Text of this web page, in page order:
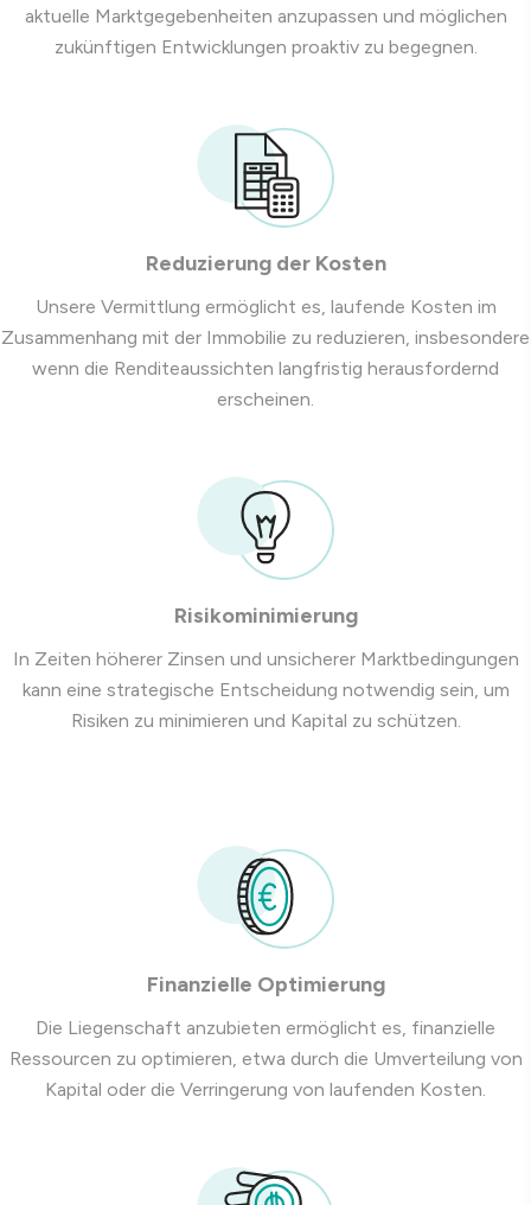
aktuelle Marktgegebenheiten anzupassen und möglichen
zukünftigen Entwicklungen proaktiv zu begegnen.
Reduzierung der Kosten
Unsere Vermittlung ermöglicht es, laufende Kosten im
Zusammenhang mit der Immobilie zu reduzieren, insbesondere
wenn die Renditeaussichten langfristig herausfordernd
erscheinen.
Risikominimierung
In Zeiten höherer Zinsen und unsicherer Marktbedingungen
kann eine strategische Entscheidung notwendig sein, um
Risiken zu minimieren und Kapital zu schützen.
Finanzielle Optimierung
Die Liegenschaft anzubieten ermöglicht es, finanzielle
Ressourcen zu optimieren, etwa durch die Umverteilung von
Kapital oder die Verringerung von laufenden Kosten.